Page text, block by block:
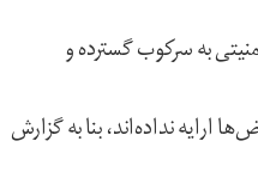
به سرکوب گسترده و
نداده‌اند، بنا به گزارش